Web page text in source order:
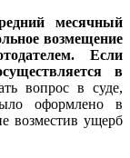
месячный
возмещение
Если
в
вопрос в суде,
оформлено в
возместив ущерб